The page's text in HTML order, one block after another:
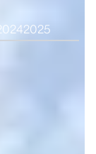
2025